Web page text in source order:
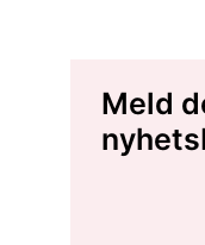
Meld